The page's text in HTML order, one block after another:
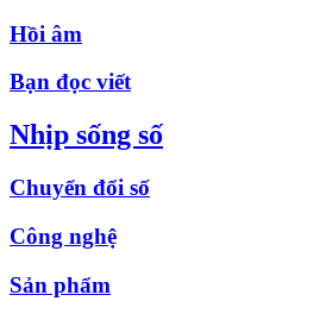
Hồi âm
Bạn đọc viết
Nhịp sống số
Chuyển đổi số
Công nghệ
Sản phẩm